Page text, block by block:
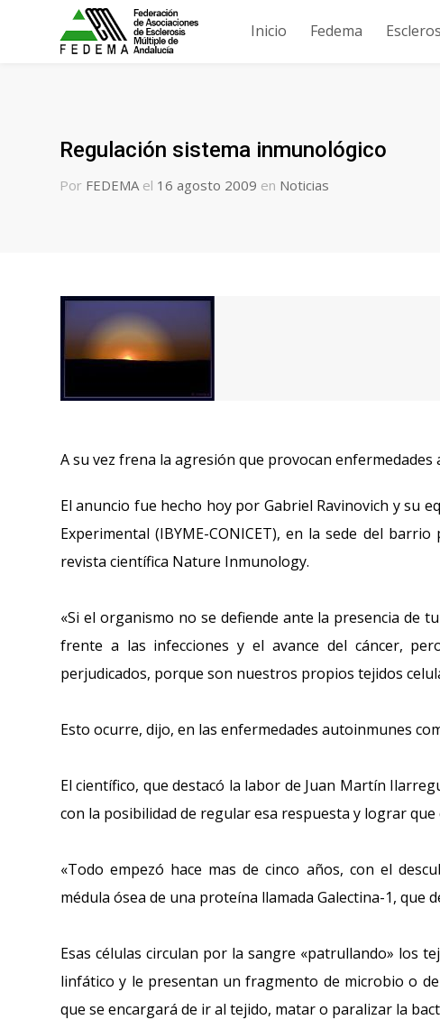
Inicio Fedema
Regulación sistema inmunológico
Por FEDEMA el 16 agosto 2009 en Noticias
A su vez frena la agresión que provocan
El anuncio fue hecho hoy por Gabriel Ravinovich y su
Experimental (IBYME-CONICET), en la sede del
revista científica Nature Inmunology.
«Si el organismo no se defiende ante la presencia de
frente a las infecciones y el avance del cáncer,
perjudicados, porque son nuestros propios tejidos
Esto ocurre, dijo, en las enfermedades autoinmunes
El científico, que destacó la labor de Juan Martín
con la posibilidad de regular esa respuesta y lograr
«Todo empezó hace mas de cinco años, con el
médula ósea de una proteína llamada Galectina-1, que
Esas células circulan por la sangre «patrullando» los
linfático y le presentan un fragmento de microbio o
que se encargará de ir al tejido, matar o paralizar la